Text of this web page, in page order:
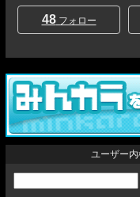
48フォロー
ユーザー